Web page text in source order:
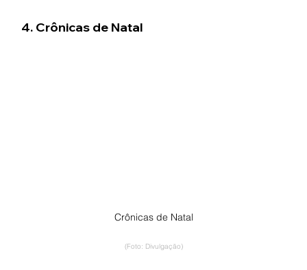
4. Crônicas de Natal
Crônicas de Natal
(Foto: Divulgação)